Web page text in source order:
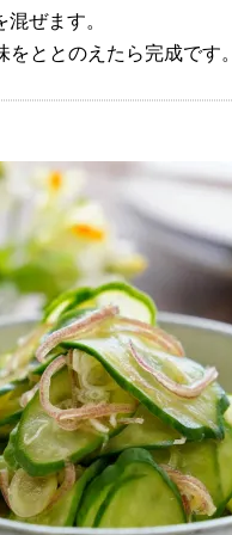
ぜます。
ととのえたら完成です。